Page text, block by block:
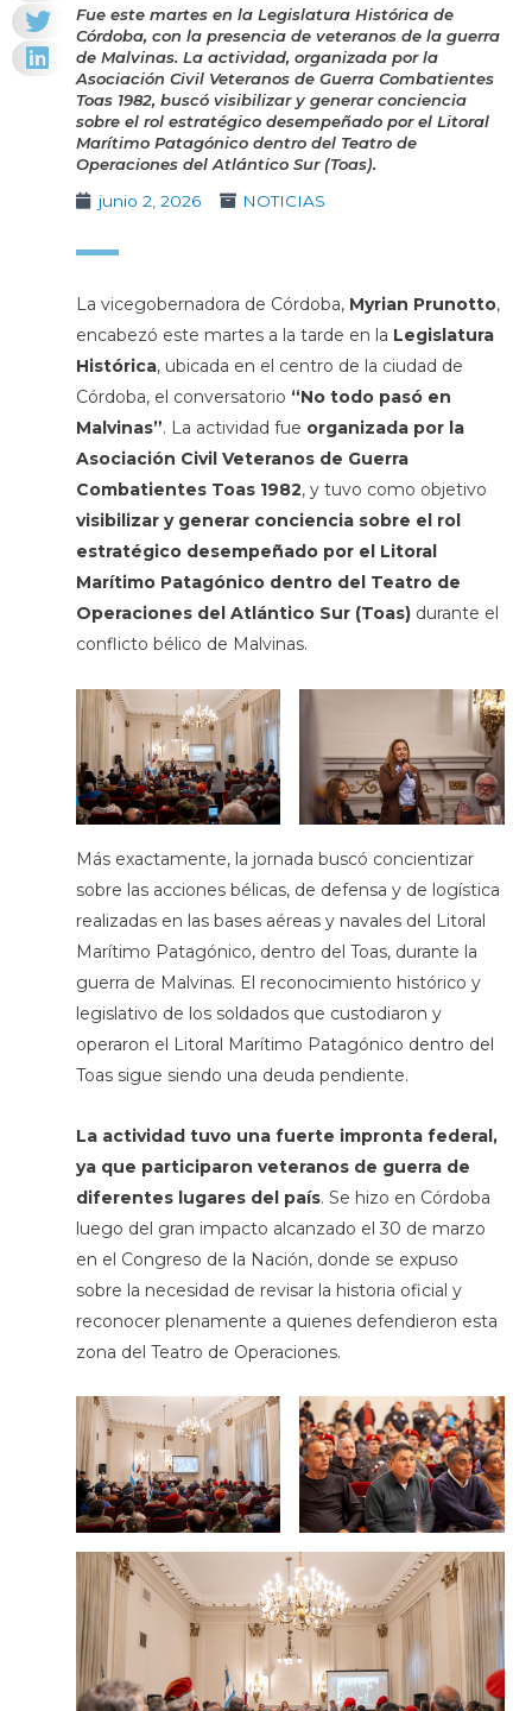
Fue este martes en la Legislatura Histórica de
Córdoba, con la presencia de veteranos de la guerra
de Malvinas. La actividad, organizada por la
Asociación Civil Veteranos de Guerra Combatientes
Toas 1982, buscó visibilizar y generar conciencia
sobre el rol estratégico desempeñado por el Litoral
Marítimo Patagónico dentro del Teatro de
Operaciones del Atlántico Sur (Toas).
junio 2, 2026
NOTICIAS
La vicegobernadora de Córdoba, Myrian Prunotto,
encabezó este martes a la tarde en la Legislatura
Histórica, ubicada en el centro de la ciudad de
Córdoba, el conversatorio “No todo pasó en
Malvinas”. La actividad fue organizada por la
Asociación Civil Veteranos de Guerra
Combatientes Toas 1982, y tuvo como objetivo
visibilizar y generar conciencia sobre el rol
estratégico desempeñado por el Litoral
Marítimo Patagónico dentro del Teatro de
Operaciones del Atlántico Sur (Toas)durante el
conflicto bélico de Malvinas.
Más exactamente, la jornada buscó concientizar
sobre las acciones bélicas, de defensa y de logística
realizadas en las bases aéreas y navales del Litoral
Marítimo Patagónico, dentro del Toas, durante la
guerra de Malvinas. El reconocimiento histórico y
legislativo de los soldados que custodiaron y
operaron el Litoral Marítimo Patagónico dentro del
Toas sigue siendo una deuda pendiente.
La actividad tuvo una fuerte impronta federal,
ya que participaron veteranos de guerra de
diferentes lugares del país. Se hizo en Córdoba
luego del gran impacto alcanzado el 30 de marzo
en el Congreso de la Nación, donde se expuso
sobre la necesidad de revisar la historia oficial y
reconocer plenamente a quienes defendieron esta
zona del Teatro de Operaciones.